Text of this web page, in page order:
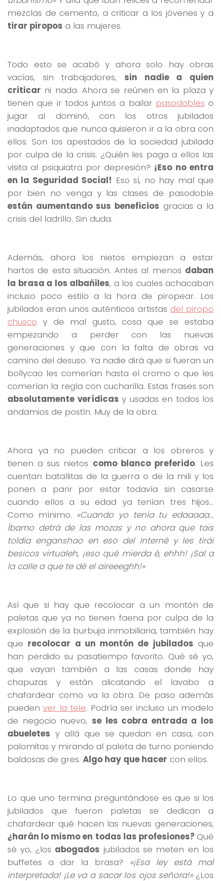
mezclas de cemento, a criticar a los jóvenes y a
tirar piropos a las mujeres.
Todo esto se acabó y ahora solo hay obras
vacías, sin trabajadores, sin nadie a quien
criticar ni nada. Ahora se reúnen en la plaza y
tienen que ir todos juntos a bailar pasodobles o
jugar al dominó, con los otros jubilados
inadaptados que nunca quisieron ir a la obra con
ellos. Son los apestados de la sociedad jubilada
por culpa de la crisis. ¿Quién les paga a ellos las
visita al psiquiatra por depresión? ¡Eso no entra
en la Seguridad Social! Eso sí, no hay mal que
por bien no venga y las clases de pasodoble
están aumentando sus beneficios gracias a la
crisis del ladrillo. Sin duda.
Además, ahora los nietos empiezan a estar
hartos de esta situación. Antes al menos daban
la brasa a los albañiles, a los cuales achacaban
incluso poco estilo a la hora de piropear. Los
jubilados eran unos auténticos artistas del piropo
chusco y de mal gusto, cosa que se estaba
empezando a perder con las nuevas
generaciones y que con la falta de obras va
camino del desuso. Ya nadie dirá que si fueran un
bollycao les comerían hasta el cromo o que les
comerían la regla con cucharilla. Estas frases son
absolutamente verídicas y usadas en todos los
andamios de postín. Muy de la obra.
Ahora ya no pueden criticar a los obreros y
tienen a sus nietos como blanco preferido. Les
cuentan batallitas de la guerra o de la mili y los
ponen a parir por estar todavía sin casarse
cuando ellos a su edad ya tenían tres hijos…
Como mínimo. «Cuando yo tenía tu edaaaaa…
Íbamo detrá de las mozas y no ahora que tais
toldia enganshao en eso del Interné y les tirái
besicos virtualeh, ¡eso qué mierda é, ehhh! ¡Sal a
la calle a que te dé el aireeeghh!»
Así que si hay que recolocar a un montón de
paletas que ya no tienen faena por culpa de la
explosión de la burbuja inmobiliaria, también hay
que recolocar a un montón de jubilados que
han perdido su pasatiempo favorito. Qué sé yo,
que vayan también a las casas donde hay
chapuzas y están alicatando el lavabo a
chafardear como va la obra. De paso además
puedenver la tele. Podría ser incluso un modelo
de negocio nuevo, se les cobra entrada a los
abueletes y allá que se quedan en casa, con
palomitas y mirando al paleta de turno poniendo
baldosas de gres. Algo hay que hacer con ellos.
Lo que uno termina preguntándose es que si los
jubilados que fueron paletas se dedican a
chafardear qué hacen las nuevas generaciones,
¿harán lo mismo en todas las profesiones?Qué
sé yo, ¿los abogados jubilados se meten en los
buffetes a dar la brasa? «¡Esa ley está mal
interpretada! ¡Le va a sacar los ojos señora!»¿Los